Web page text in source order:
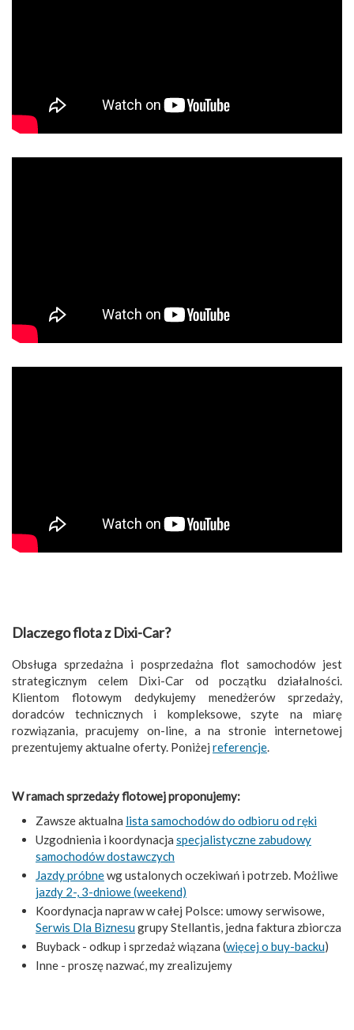
Dlaczego flota z Dixi-Car?
Obsługa sprzedażna i posprzedażna flot samochodów jest
strategicznym celem Dixi-Car od początku działalności.
Klientom flotowym dedykujemy menedżerów sprzedaży,
doradców technicznych i kompleksowe, szyte na miarę
rozwiązania, pracujemy on-line, a na stronie internetowej
prezentujemy aktualne oferty. Poniżej referencje.
W ramach sprzedaży flotowej proponujemy:
Zawsze aktualna lista samochodów do odbioru od ręki
Uzgodnienia i koordynacja specjalistyczne zabudowy
samochodów dostawczych
Jazdy próbnewg ustalonych oczekiwań i potrzeb. Możliwe
jazdy 2-, 3-dniowe (weekend)
Koordynacja napraw w całej Polsce: umowy serwisowe,
Serwis Dla Biznesugrupy Stellantis, jedna faktura zbiorcza
Buyback - odkup i sprzedaż wiązana (więcej o buy-backu)
Inne - proszę nazwać, my zrealizujemy